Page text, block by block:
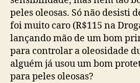
peles oleosas. Só não desisti
foi muito caro (R$115 na
lançando mão de um bom
para controlar a oleosidade
alguém já usou um bom
para peles oleosas?